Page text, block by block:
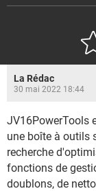
La Rédac
30 mai 2022 18:44
JV16PowerTools
une boîte à outils
recherche
fonctions de
doublons, de